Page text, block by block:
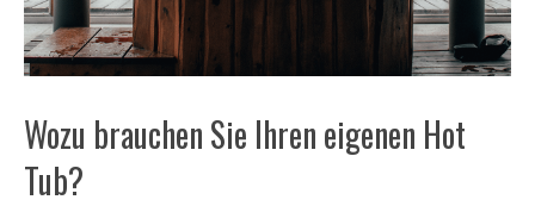
Wozu brauchen Sie Ihren eigenen Hot
Tub?